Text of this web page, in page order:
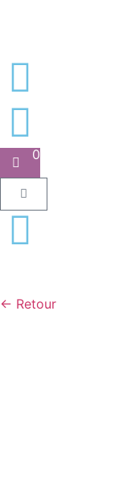
0
← Retour